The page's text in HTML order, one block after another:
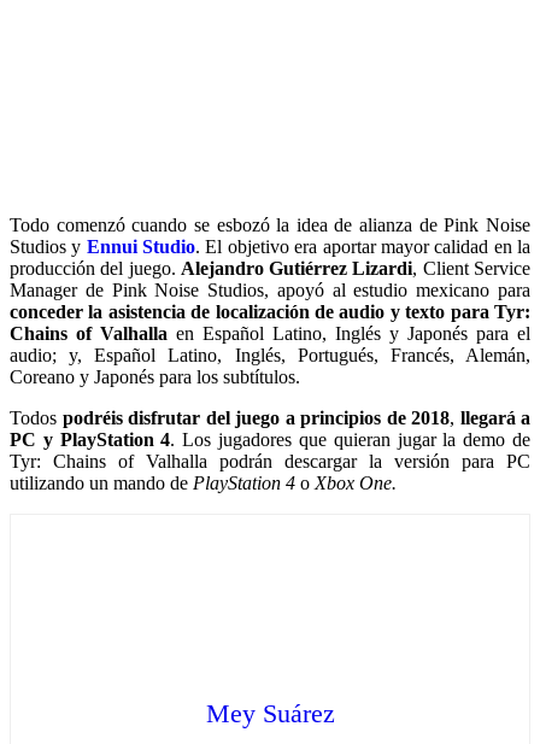
Todo comenzó cuando se esbozó la idea de alianza de Pink Noise
Studios y Ennui Studio. El objetivo era aportar mayor calidad en la
producción del juego. Alejandro Gutiérrez Lizardi, Client Service
Manager de Pink Noise Studios, apoyó al estudio mexicano para
conceder la asistencia de localización de audio y texto para Tyr:
Chains of Valhalla en Español Latino, Inglés y Japonés para el
audio; y, Español Latino, Inglés, Portugués, Francés, Alemán,
Coreano y Japonés para los subtítulos.
Todos podréis disfrutar del juego a principios de 2018, llegará a
PC y PlayStation 4. Los jugadores que quieran jugar la demo de
Tyr: Chains of Valhalla podrán descargar la versión para PC
utilizando un mando de PlayStation 4 o Xbox One.
Mey Suárez